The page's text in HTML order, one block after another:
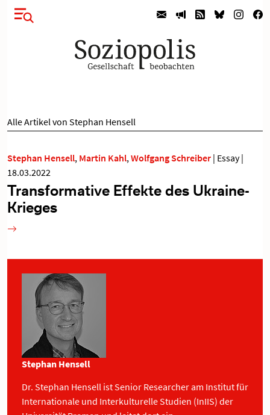
Alle Artikel von Stephan Hensell
Stephan Hensell, Martin Kahl, Wolfgang Schreiber | Essay|
18.03.2022
Transformative Effekte des Ukraine-
Krieges
Stephan Hensell
Dr. Stephan Hensell ist Senior Researcher am Institut für
Internationale und Interkulturelle Studien (InIIS) der